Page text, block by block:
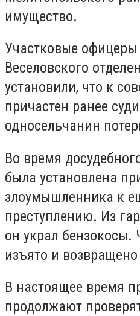
имущество.
Участковые
Веселовского
установили, что к
причастен ранее
односельчанин
Во время
была установлена
злоумышленника к
преступлению. Из
он украл бензокосы.
изъято и
В настоящее время
продолжают